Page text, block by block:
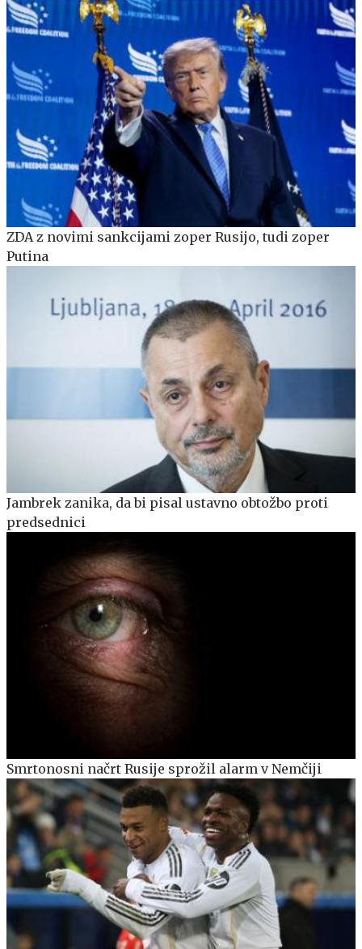
ZDA z novimi sankcijami zoper Rusijo, tudi zoper
Putina
Jambrek zanika, da bi pisal ustavno obtožbo proti
predsednici
Smrtonosni načrt Rusije sprožil alarm v Nemčiji